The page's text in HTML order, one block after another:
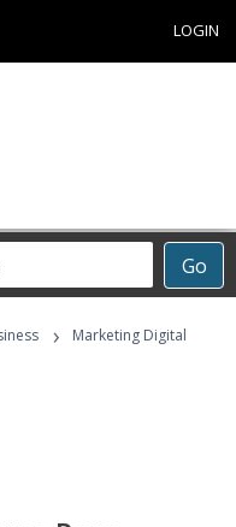
LOGIN
Go
›
Marketing Digital